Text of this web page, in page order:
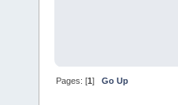
Pages: [1]Go Up